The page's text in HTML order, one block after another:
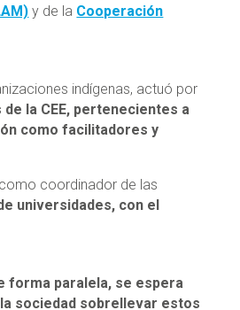
y de la Cooperación
indígenas, actuó por
la CEE, pertenecientes a
como facilitadores y
coordinador de las
universidades, con el
forma paralela, se espera
sociedad sobrellevar estos